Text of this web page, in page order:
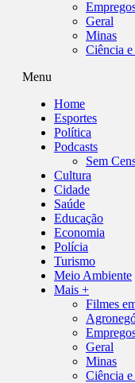
Geral
Minas
Ciência
Menu
Home
Esportes
Política
Podcasts
Sem
Cultura
Cidade
Saúde
Educação
Economia
Polícia
Turismo
Meio Ambiente
Mais +
Filmes
Geral
Minas
Ciência